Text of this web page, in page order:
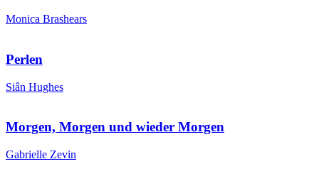
Monica Brashears
Perlen
Siân Hughes
Morgen, Morgen und wieder Morgen
Gabrielle Zevin